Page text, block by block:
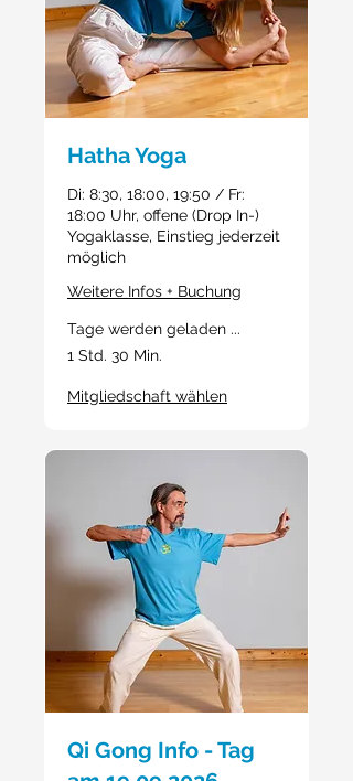
Hatha Yoga
Di: 8:30, 18:00, 19:50 / Fr:
18:00 Uhr, offene (Drop In-)
Yogaklasse, Einstieg jederzeit
möglich
Weitere Infos + Buchung
Tage werden geladen ...
1 Std. 30 Min.
Mitgliedschaft wählen
Qi Gong Info - Tag